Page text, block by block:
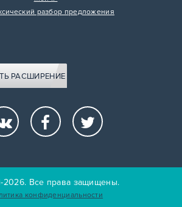
разбор предложения
РАСШИРЕНИЕ
2026. Все права защищены.
конфиденциальности